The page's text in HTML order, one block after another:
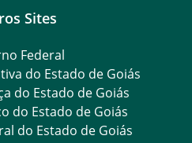
Sites
Federal
do Estado de Goiás
do Estado de Goiás
do Estado de Goiás
do Estado de Goiás